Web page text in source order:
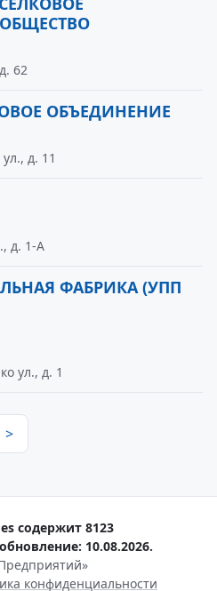
62
ОБЪЕДИНЕНИЕ
д. 11
д. 1-А
ФАБРИКА (УПП
ул., д. 1
>
содержит 8123
10.08.2026.
конфиденциальности